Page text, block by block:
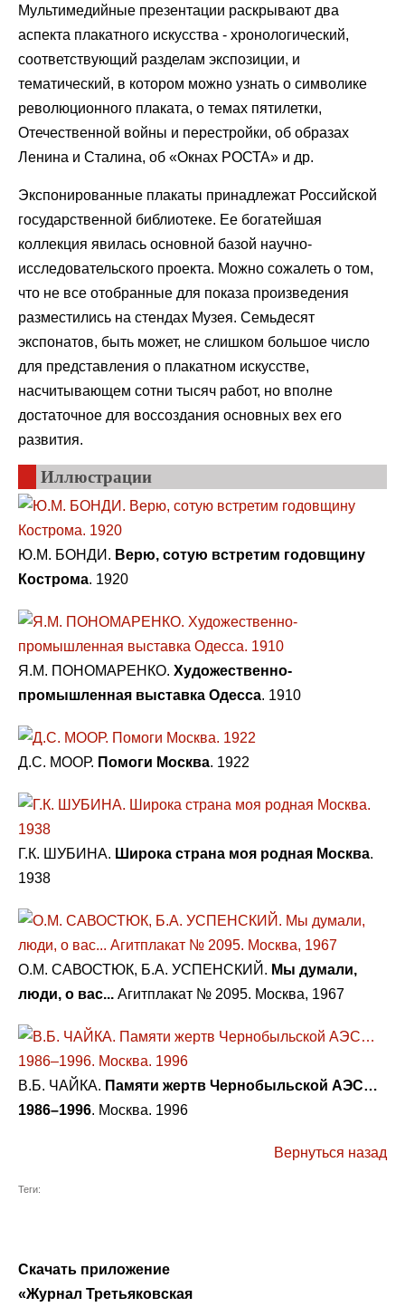
Мультимедийные презентации раскрывают два
аспекта плакатного искусства - хронологический,
соответствующий разделам экспозиции, и
тематический, в котором можно узнать о символике
революционного плаката, о темах пятилетки,
Отечественной войны и перестройки, об образах
Ленина и Сталина, об «Окнах РОСТА» и др.
Экспонированные плакаты принадлежат Российской
государственной библиотеке. Ее богатейшая
коллекция явилась основной базой научно-
исследовательского проекта. Можно сожалеть о том,
что не все отобранные для показа произведения
разместились на стендах Музея. Семьдесят
экспонатов, быть может, не слишком большое число
для представления о плакатном искусстве,
насчитывающем сотни тысяч работ, но вполне
достаточное для воссоздания основных вех его
развития.
Иллюстрации
Ю.М. БОНДИ. Верю, сотую встретим годовщину
Кострома. 1920
Я.М. ПОНОМАРЕНКО. Художественно-
промышленная выставка Одесса. 1910
Д.С. МООР. Помоги Москва. 1922
Г.К. ШУБИНА. Широка страна моя родная Москва.
1938
О.М. САВОСТЮК, Б.А. УСПЕНСКИЙ. Мы думали,
люди, о вас... Агитплакат № 2095. Москва, 1967
В.Б. ЧАЙКА. Памяти жертв Чернобыльской АЭС…
1986–1996. Москва. 1996
Вернуться назад
Теги:
Скачать приложение
«Журнал Третьяковская